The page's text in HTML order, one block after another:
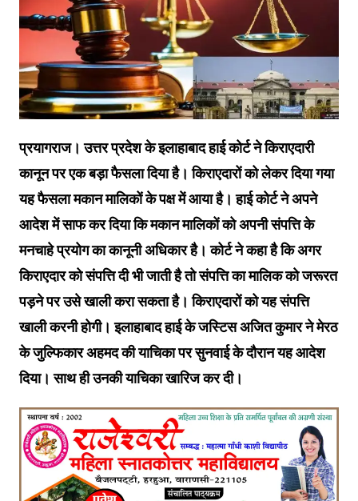
प्रयागराज। उत्तर प्रदेश के इलाहाबाद हाई कोर्ट ने किराएदारी
कानून पर एक बड़ा फैसला दिया है। किराएदारों को लेकर दिया गया
यह फैसला मकान मालिकों के पक्ष में आया है। हाई कोर्ट ने अपने
आदेश में साफ कर दिया कि मकान मालिकों को अपनी संपत्ति के
मनचाहे प्रयोग का कानूनी अधिकार है। कोर्ट ने कहा है कि अगर
किराएदार को संपत्ति दी भी जाती है तो संपत्ति का मालिक को जरूरत
पड़ने पर उसे खाली करा सकता है। किराएदारों को यह संपत्ति
खाली करनी होगी। इलाहाबाद हाई के जस्टिस अजित कुमार ने मेरठ
के जुल्फिकार अहमद की याचिका पर सुनवाई के दौरान यह आदेश
दिया। साथ ही उनकी याचिका खारिज कर दी।